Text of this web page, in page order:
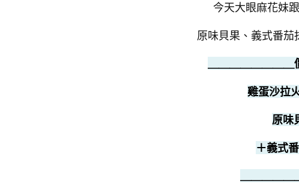
今天大眼麻花妹
原味貝果、義式番茄
＿＿＿＿＿＿＿
雞蛋沙拉
原味
＋義式